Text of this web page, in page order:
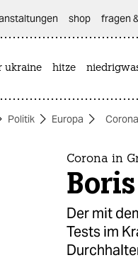
shop fragen
ukraine hitze
Politik Europa
Corona in
Der mit
Tests im